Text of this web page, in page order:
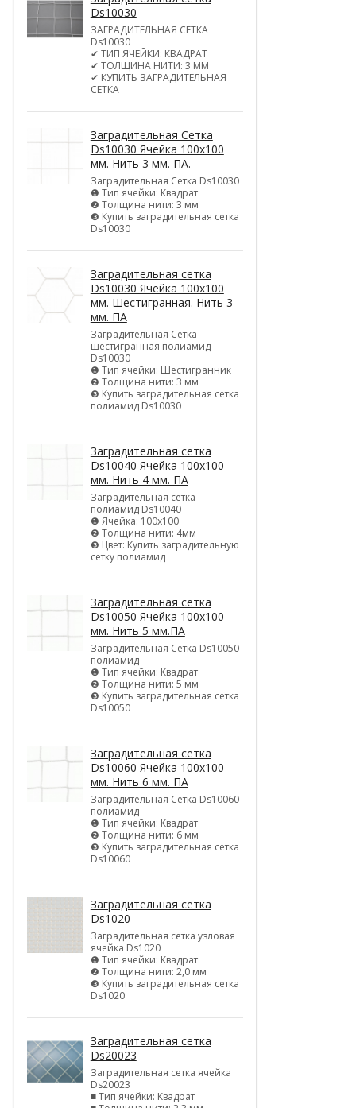
Ds10030
ЗАГРАДИТЕЛЬНАЯ СЕТКА
Ds10030
✔ ТИП ЯЧЕЙКИ: КВАДРАТ
✔ ТОЛЩИНА НИТИ: 3 ММ
✔ КУПИТЬ ЗАГРАДИТЕЛЬНАЯ
СЕТКА
Заградительная Сетка
Ds10030 Ячейка 100х100
мм. Нить 3 мм. ПА.
Заградительная Сетка Ds10030
❶ Тип ячейки: Квадрат
❷ Толщина нити: 3 мм
❸ Купить заградительная сетка
Ds10030
Заградительная сетка
Ds10030 Ячейка 100х100
мм. Шестигранная. Нить 3
мм. ПА
Заградительная Сетка
шестигранная полиамид
Ds10030
❶ Тип ячейки: Шестигранник
❷ Толщина нити: 3 мм
❸ Купить заградительная сетка
полиамид Ds10030
Заградительная сетка
Ds10040 Ячейка 100х100
мм. Нить 4 мм. ПА
Заградительная сетка
полиамид Ds10040
❶ Ячейка: 100х100
❷ Толщина нити: 4мм
❸ Цвет: Купить заградительную
сетку полиамид
Заградительная сетка
Ds10050 Ячейка 100х100
мм. Нить 5 мм.ПА
Заградительная Сетка Ds10050
полиамид
❶ Тип ячейки: Квадрат
❷ Толщина нити: 5 мм
❸ Купить заградительная сетка
Ds10050
Заградительная сетка
Ds10060 Ячейка 100х100
мм. Нить 6 мм. ПА
Заградительная Сетка Ds10060
полиамид
❶ Тип ячейки: Квадрат
❷ Толщина нити: 6 мм
❸ Купить заградительная сетка
Ds10060
Заградительная сетка
Ds1020
Заградительная сетка узловая
ячейка Ds1020
❶ Тип ячейки: Квадрат
❷ Толщина нити: 2,0 мм
❸ Купить заградительная сетка
Ds1020
Заградительная сетка
Ds20023
Заградительная сетка ячейка
Ds20023
■ Тип ячейки: Квадрат